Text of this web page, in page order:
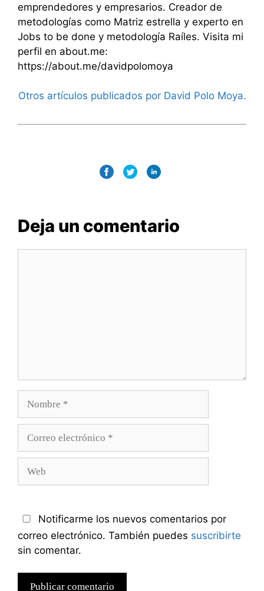
emprendedores y empresarios. Creador de
metodologías como Matriz estrella y experto en
Jobs to be done y metodología Raíles. Visita mi
perfil en about.me:
https://about.me/davidpolomoya
Otros artículos publicados por David Polo Moya.
Deja un comentario
electrónico
Notificarme los nuevos comentarios por
correo electrónico. También puedes suscribirte
sin comentar.